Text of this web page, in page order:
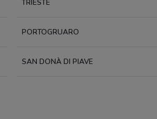
TRIESTE
PORTOGRUARO
SAN DONÀ DI PIAVE